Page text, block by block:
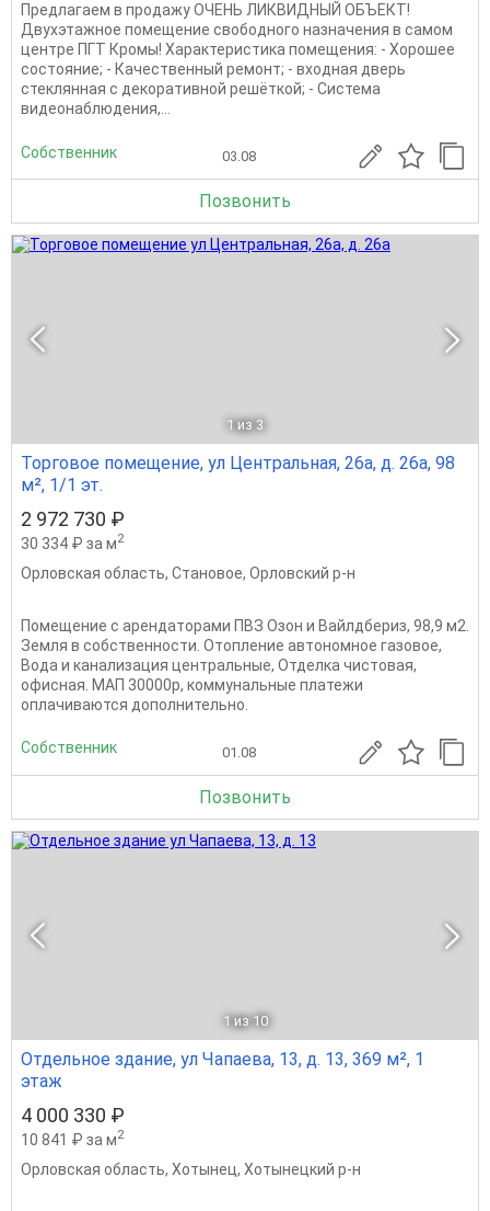
Предлагаем в продажу ОЧЕНЬ ЛИКВИДНЫЙ ОБЪЕКТ!
Двухэтажное помещение свободного назначения в самом
центре ПГТ Кромы! Характеристика помещения: - Хорошее
состояние; - Качественный ремонт; - входная дверь
стеклянная с декоративной решёткой; - Система
видеонаблюдения,...
Собственник 03.08
Позвонить
1 из 3
Торговое помещение, ул Центральная, 26а, д. 26а, 98
м², 1/1 эт.
2 972 730 ₽
30 334 ₽ за м2
Орловская область, Становое, Орловский р-н
Помещение с арендаторами ПВЗ Озон и Вайлдбериз, 98,9 м2.
Земля в собственности. Отопление автономное газовое,
Вода и канализация центральные, Отделка чистовая,
офисная. МАП 30000р, коммунальные платежи
оплачиваются дополнительно.
Собственник 01.08
Позвонить
1 из 10
Отдельное здание, ул Чапаева, 13, д. 13, 369 м², 1
этаж
4 000 330 ₽
10 841 ₽ за м2
Орловская область, Хотынец, Хотынецкий р-н